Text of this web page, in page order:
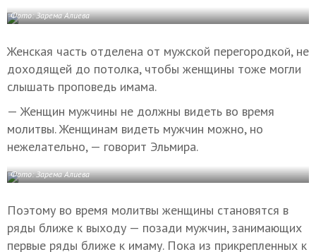
Фото: Зарема Алиева
Женская часть отделена от мужской перегородкой, не
доходящей до потолка, чтобы женщины тоже могли
слышать проповедь имама.
— Женщин мужчины не должны видеть во время
молитвы. Женщинам видеть мужчин можно, но
нежелательно, — говорит Эльмира.
Фото: Зарема Алиева
Поэтому во время молитвы женщины становятся в
ряды ближе к выходу — позади мужчин, занимающих
первые ряды ближе к имаму. Пока из прикрепленных к